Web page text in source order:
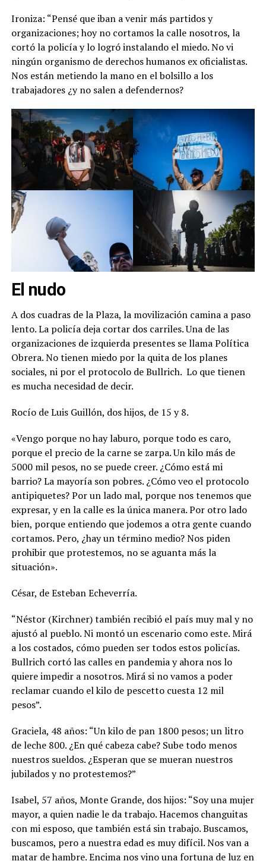
Ironiza: “Pensé que iban a venir más partidos y
organizaciones; hoy no cortamos la calle nosotros, la
cortó la policía y lo logró instalando el miedo. No vi
ningún organismo de derechos humanos ex oficialistas.
Nos están metiendo la mano en el bolsillo a los
trabajadores ¿y no salen a defendernos?
El nudo
A dos cuadras de la Plaza, la movilización camina a paso
lento. La policía deja cortar dos carriles. Una de las
organizaciones de izquierda presentes se llama Política
Obrera. No tienen miedo por la quita de los planes
sociales, ni por el protocolo de Bullrich. Lo que tienen
es mucha necesidad de decir.
Rocío de Luis Guillón, dos hijos, de 15 y 8.
«Vengo porque no hay laburo, porque todo es caro,
porque el precio de la carne se zarpa. Un kilo más de
5000 mil pesos, no se puede creer. ¿Cómo está mi
barrio? La mayoría son pobres. ¿Cómo veo el protocolo
antipiquetes? Por un lado mal, porque nos tenemos que
expresar, y en la calle es la única manera. Por otro lado
bien, porque entiendo que jodemos a otra gente cuando
cortamos. Pero, ¿hay un término medio? Nos piden
prohibir que protestemos, no se aguanta más la
situación».
César, de Esteban Echeverría.
“Néstor (Kirchner) también recibió el país muy mal y no
ajustó al pueblo. Ni montó un escenario como este. Mirá
a los costados, cómo pueden ser todos estos policías.
Bullrich cortó las calles en pandemia y ahora nos lo
quiere impedir a nosotros. Mirá si no vamos a poder
reclamar cuando el kilo de pescetto cuesta 12 mil
pesos”.
Graciela, 48 años: “Un kilo de pan 1800 pesos; un litro
de leche 800. ¿En qué cabeza cabe? Sube todo menos
nuestros sueldos. ¿Esperan que se mueran nuestros
jubilados y no protestemos?”
Isabel, 57 años, Monte Grande, dos hijos: “Soy una mujer
mayor, a quien nadie le da trabajo. Hacemos changuitas
con mi esposo, que también está sin trabajo. Buscamos,
buscamos, pero a nuestra edad es muy difícil. Nos van a
matar de hambre. Encima nos vino una fortuna de luz en